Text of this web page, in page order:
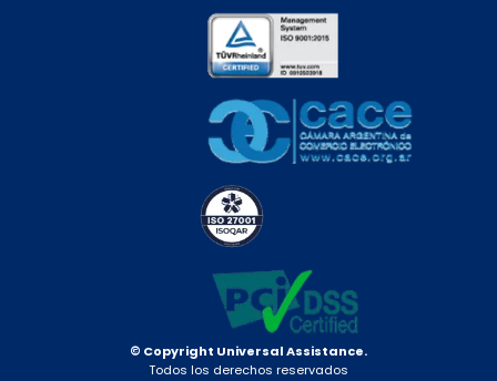
© Copyright Universal Assistance.
Todos los derechos reservados